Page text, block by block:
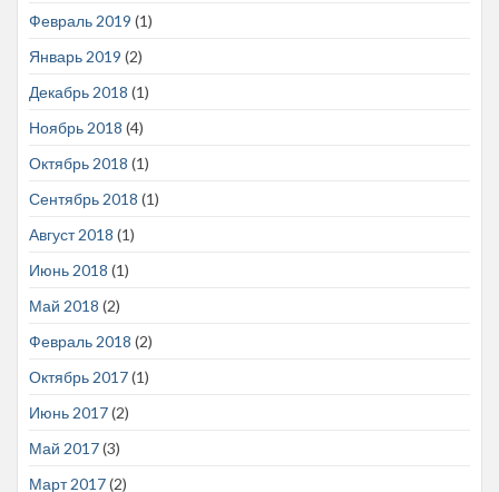
Февраль 2019 (1)
Январь 2019 (2)
Декабрь 2018 (1)
Ноябрь 2018 (4)
Октябрь 2018 (1)
Сентябрь 2018 (1)
Август 2018 (1)
Июнь 2018 (1)
Май 2018 (2)
Февраль 2018 (2)
Октябрь 2017(1)
Июнь 2017(2)
Май 2017(3)
Март 2017(2)